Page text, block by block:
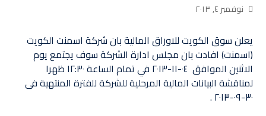
نوفمبر ٤, ٢٠١٣
يعلن سوق الكويت للاوراق المالية بان شركة اسمنت الكويت
(اسمنت) افادت بان مجلس ادارة الشركة سوف يجتمع يوم
الاثنين الموافق ‏ ٠٤-١١-٢٠١٣ في تمام الساعة ١٢:٣٠ ظهرا
لمناقشة البيانات المالية المرحلية‏ للشركة للفترة المنتهية فى
٣٠-٠٩-٢٠١٣ .